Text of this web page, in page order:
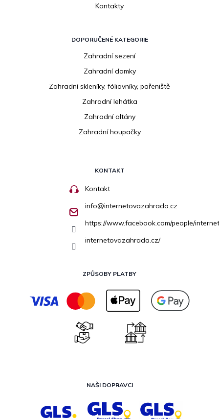
Kontakty
DOPORUČENÉ KATEGORIE
Zahradní sezení
Zahradní domky
Zahradní skleníky, fóliovníky, pařeniště
Zahradní lehátka
Zahradní altány
Zahradní houpačky
KONTAKT
Kontakt
info@internetovazahrada.cz
https://www.facebook.com/people/
internetovazahrada.cz/
ZPŮSOBY PLATBY
NAŠI DOPRAVCI